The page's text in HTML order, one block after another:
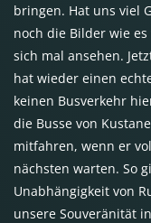
bringen. Hat uns viel
noch die Bilder wie
sich mal ansehen.
hat wieder einen
keinen Busverkehr
die Busse von
mitfahren, wenn er
nächsten warten. So
Unabhängigkeit von
unsere Souveränität